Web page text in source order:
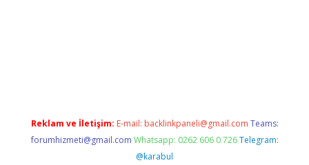
Reklam ve İletişim: E-mail: backlinkpaneli@gmail.com Teams:
forumhizmeti@gmail.com Whatsapp: 0262 606 0 726 Telegram:
@karabul